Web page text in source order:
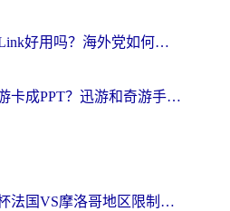
ChickCN和GoLink好用吗？海外党如何选对回国加速器
海外玩国内手游卡成PPT？迅游和奇游手游哪个好？一篇讲透回国加速器怎么选
在国外看世界杯法国VS摩洛哥地区限制？这篇指南让你流畅看中文解说无压力